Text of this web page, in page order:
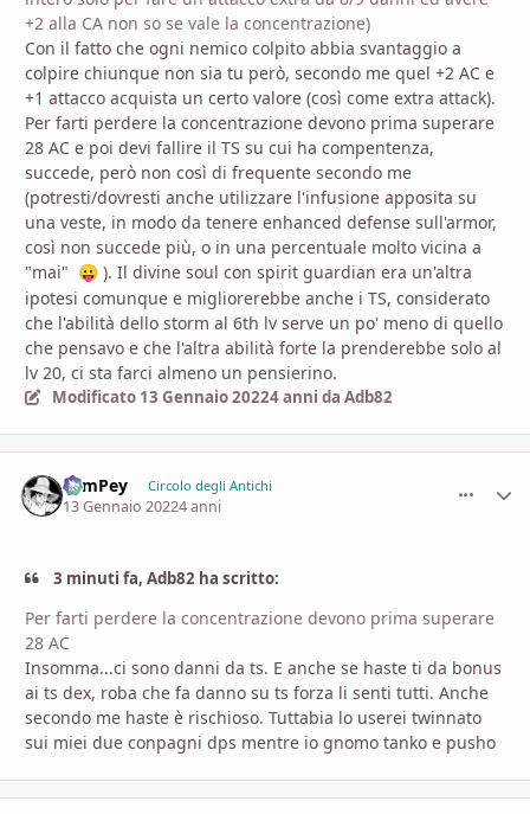
+2 alla CA non so se vale la concentrazione)
Con il fatto che ogni nemico colpito abbia svantaggio a
colpire chiunque non sia tu però, secondo me quel +2 AC e
+1 attacco acquista un certo valore (così come extra attack).
Per farti perdere la concentrazione devono prima superare
28 AC e poi devi fallire il TS su cui ha compentenza,
succede, però non così di frequente secondo me
(potresti/dovresti anche utilizzare l'infusione apposita su
una veste, in modo da tenere enhanced defense sull'armor,
così non succede più, o in una percentuale molto vicina a
"mai"
😛 ). Il divine soul con spirit guardian era un'altra
ipotesi comunque e migliorerebbe anche i TS, considerato
che l'abilità dello storm al 6th lv serve un po' meno di quello
che pensavo e che l'altra abilità forte la prenderebbe solo al
lv 20, ci sta farci almeno un pensierino.
Modificato 13 Gennaio 20224 anni da Adb82
SamPey Circolo degli Antichi
13 Gennaio 20224 anni
3 minuti fa, Adb82 ha scritto:
Per farti perdere la concentrazione devono prima superare
28 AC
Insomma...ci sono danni da ts. E anche se haste ti da bonus
ai ts dex, roba che fa danno su ts forza li senti tutti. Anche
secondo me haste è rischioso. Tuttabia lo userei twinnato
sui miei due conpagni dps mentre io gnomo tanko e pusho